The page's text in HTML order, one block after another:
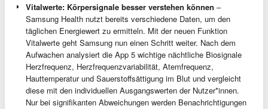
Vitalwerte: Körpersignale besser verstehen können –
Samsung Health nutzt bereits verschiedene Daten, um den
täglichen Energiewert zu ermitteln. Mit der neuen Funktion
Vitalwerte geht Samsung nun einen Schritt weiter. Nach dem
Aufwachen analysiert die App 5 wichtige nächtliche Biosignale
Herzfrequenz, Herzfrequenzvariabilität, Atemfrequenz,
Hauttemperatur und Sauerstoffsättigung im Blut und vergleicht
diese mit den individuellen Ausgangswerten der Nutzer*innen.
Nur bei signifikanten Abweichungen werden Benachrichtigungen